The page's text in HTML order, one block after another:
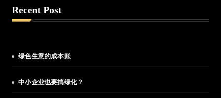
Recent Post
绿色生意的成本账
中小企业也要搞绿化？